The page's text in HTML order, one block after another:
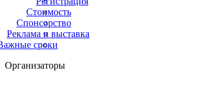
Стоимость
Спонсорство
Реклама и выставка
сроки
Организаторы